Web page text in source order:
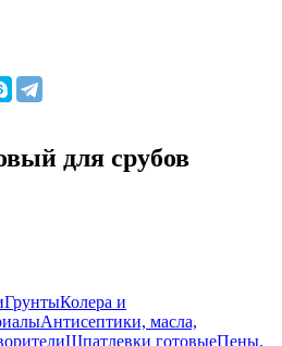
для срубов
ГрунтыКолера и
Антисептики, масла,
Шпатлевки готовыеПены,